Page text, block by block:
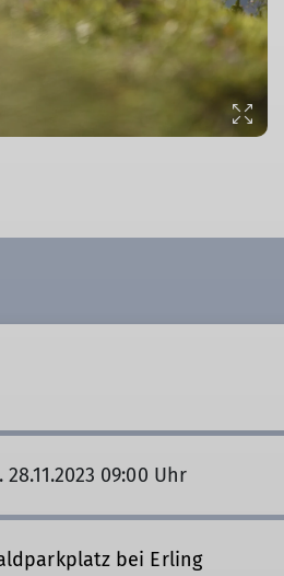
Wolfgang Ehn
28.11.2023 09:00 Uhr
bei Erling